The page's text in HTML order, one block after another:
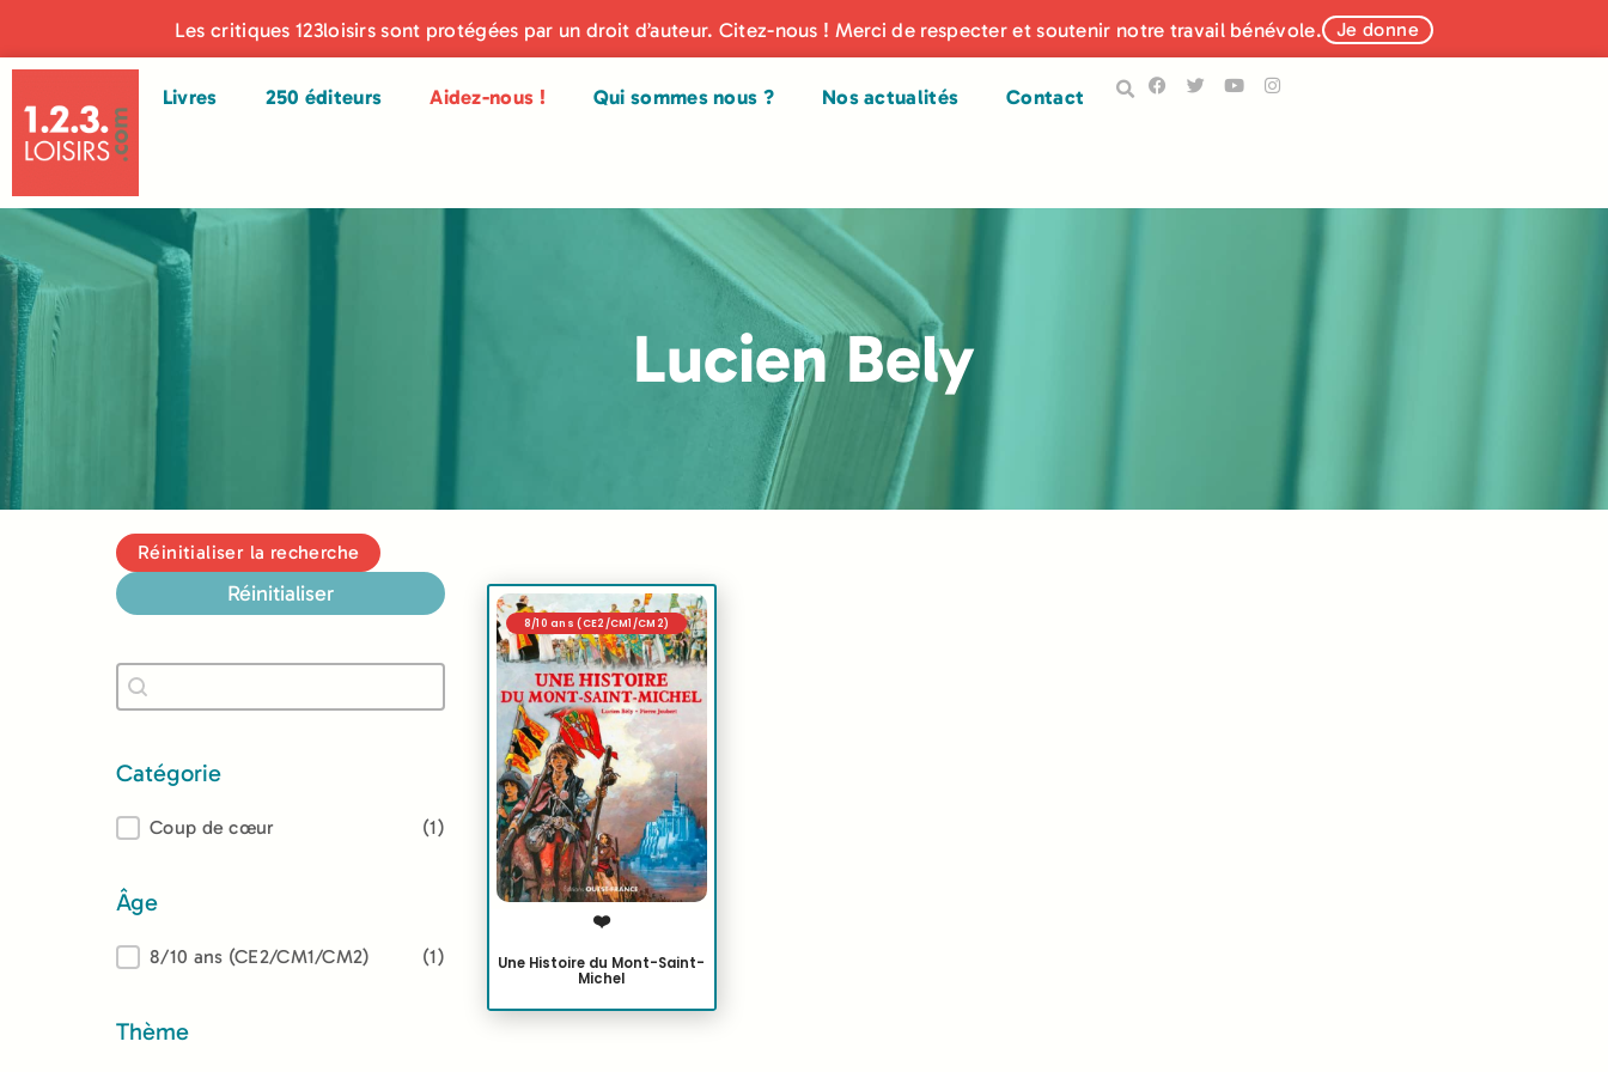
Les critiques 123loisirs sont protégées par un droit d’auteur. Citez-nous ! Merci de respecter et soutenir notre travail bénévole. Je donne
Livres 250 éditeurs Aidez-nous ! Qui sommes nous ? Nos actualités Contact
Lucien Bely
Réinitialiser la recherche
Réinitialiser
Recherche
Rechercher
Catégorie
Catégorie
Coup de cœur (1)
Âge
Âge8/10 ans (CE2/CM1/CM2) (1)
Thème
8/10 ans (CE2/CM1/CM2)
❤️
Une Histoire du Mont-Saint-
Michel